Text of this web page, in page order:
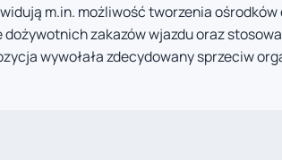
m.in. możliwość tworzenia
zakazów wjazdu oraz
wywołała zdecydowany sprzeciw